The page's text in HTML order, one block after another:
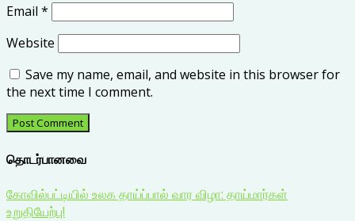
Email *
Website
Save my name, email, and website in this browser for
the next time I comment.
தொடர்பானவை
கோவில்பட்டியில் உலக தாய்ப்பால் வார விழா: தாய்மார்கள்
உறுதியேற்பு!